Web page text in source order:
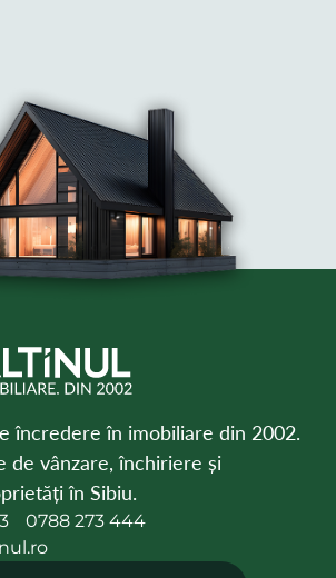
încredere în imobiliare din 2002.
de vânzare, închiriere și
în Sibiu.
0788 273 444